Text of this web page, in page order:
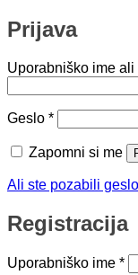
Prijava
Uporabniško ime
Geslo *Zahtevano
Zapomni si me
Ali ste pozabili
Registracija
Uporabniško ime *